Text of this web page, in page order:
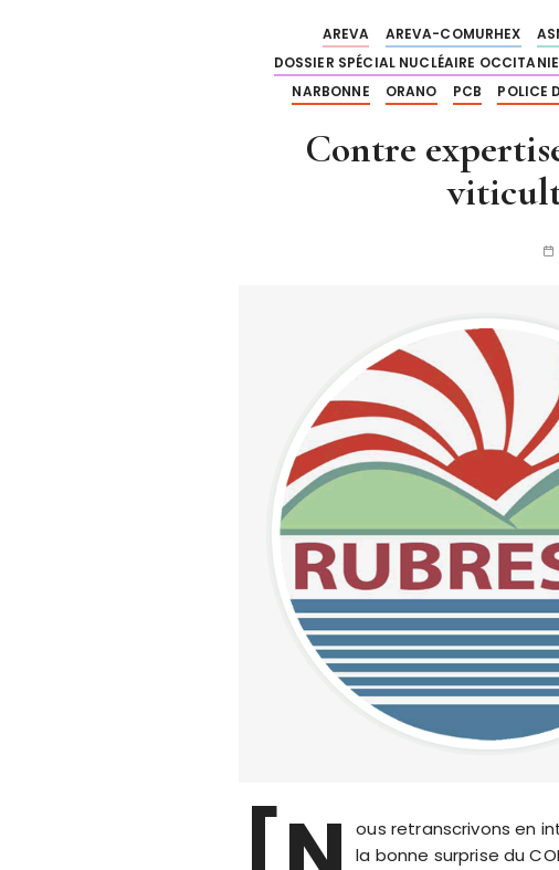
AREVA AREVA-COMURHEX
DOSSIER SPÉCIAL NUCLÉAIRE OCCITANIE
NARBONNE
ORANO PCB POLICE
Contre
ous retranscrivons en
la bonne surprise du